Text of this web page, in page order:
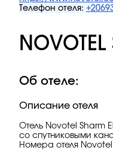
Телефон отеля:
NOVOTEL
Об отеле:
Описание отеля
Отель Novotel Sharm
со спутниковыми
Номера отеля